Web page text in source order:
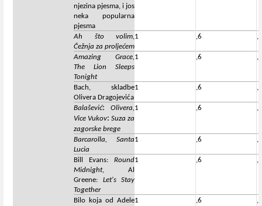
njezina pjesma, i jos
neka popularna
pjesma
Ah što volim,
Čežnja za proljećem
1 ,6 ,6
Amazing Grace,
The Lion Sleeps
Tonight
1 ,6 ,6
Bach, skladbe
Olivera Dragojevića
1 ,6 ,6
Balašević: Olivera,
Vice Vukov: Suza za
zagorske brege
1 ,6 ,6
Barcarolla, Santa
Lucia
1 ,6 ,6
Bill Evans: Round
Midnight, Al
Greene: Let's Stay
Together
1 ,6 ,6
Bilo koja od Adele1 ,6 ,6